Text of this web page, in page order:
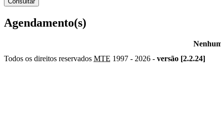
Agendamento(s)
Todos os direitos reservados MTE 1997 - 2026 - versão [2.2.24]